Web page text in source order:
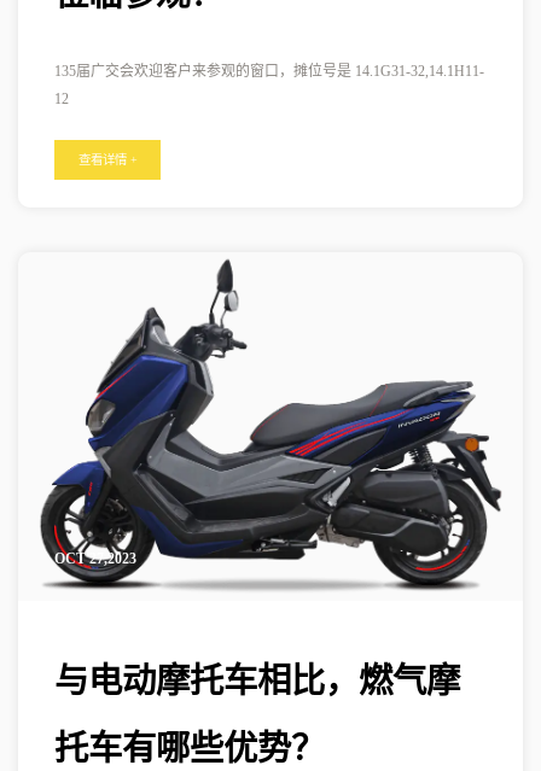
135届广交会欢迎客户来参观的窗口，摊位号是 14.1G31-32,14.1H11-
12
查看详情 +
OCT 27,2023
与电动摩托车相比，燃气摩
托车有哪些优势？